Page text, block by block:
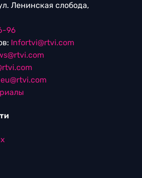
Ленинская слобода,
96
Infortvi@rtvi.com